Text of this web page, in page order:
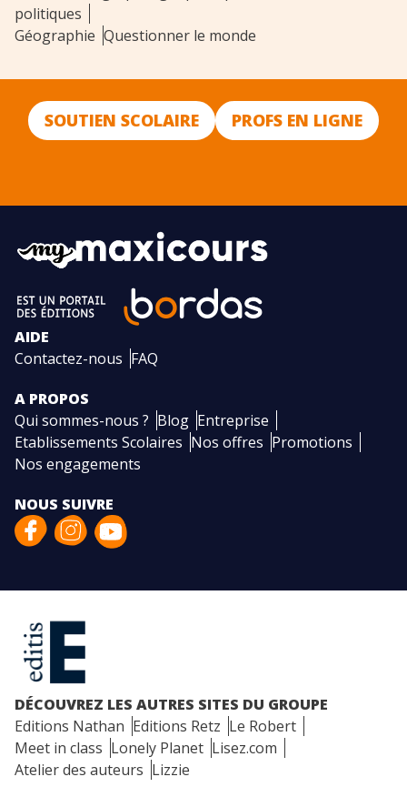
politiques
Géographie Questionner le monde
SOUTIEN SCOLAIRE PROFS EN LIGNE
AIDE
Contactez-nous FAQ
A PROPOS
Qui sommes-nous ? Blog Entreprise
Etablissements Scolaires Nos offres Promotions
Nos engagements
NOUS SUIVRE
DÉCOUVREZ LES AUTRES SITES DU GROUPE
Editions Nathan Editions Retz Le Robert
Meet in class Lonely Planet Lisez.com
Atelier des auteurs Lizzie